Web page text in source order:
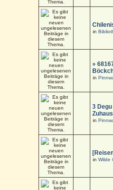
in
»
in
3
in
inWilde